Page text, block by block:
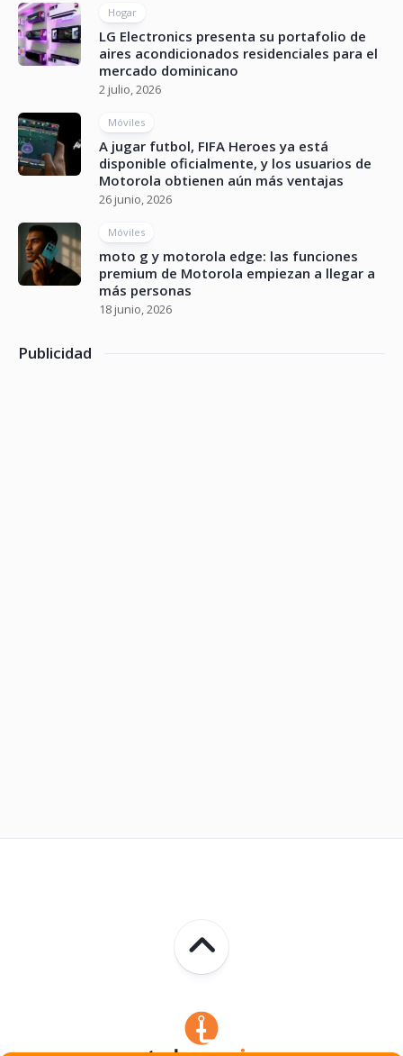
Hogar
LG Electronics presenta su portafolio de
aires acondicionados residenciales para el
mercado dominicano
2 julio, 2026
Móviles
A jugar futbol, FIFA Heroes ya está
disponible oficialmente, y los usuarios de
Motorola obtienen aún más ventajas
26 junio, 2026
Móviles
moto g y motorola edge: las funciones
premium de Motorola empiezan a llegar a
más personas
18 junio, 2026
Publicidad